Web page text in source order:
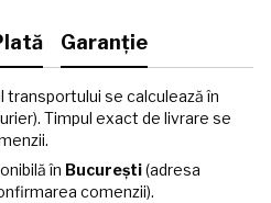
Garanție
transportului se calculează în
Timpul exact de livrare se
în București(adresa
comenzii).